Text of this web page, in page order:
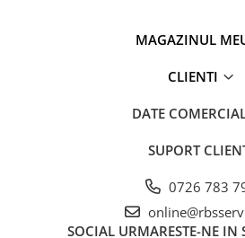
Creioane Mecanice / Mine
Organizare și Arhivare
Folii Protecție
MAGAZINUL
CLIENTI
DATE
SUPORT
0726 783
SOCIAL URMARESTE-NE IN